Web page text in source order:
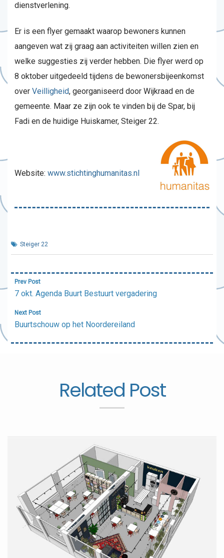
dienstverlening.
Er is een flyer gemaakt waarop bewoners kunnen
aangeven wat zij graag aan activiteiten willen zien en
welke suggesties zij verder hebben. Die flyer werd op
8 oktober uitgedeeld tijdens de bewonersbijeenkomst
over Veilligheid, georganiseerd door Wijkraad en de
gemeente. Maar ze zijn ook te vinden bij de Spar, bij
Fadi en de huidige Huiskamer, Steiger 22.
Website: www.stichtinghumanitas.nl
Steiger 22
Bericht
navigatie
Prev Post
7 okt. Agenda Buurt Bestuurt vergadering
Next Post
Buurtschouw op het Noordereiland
Related Post